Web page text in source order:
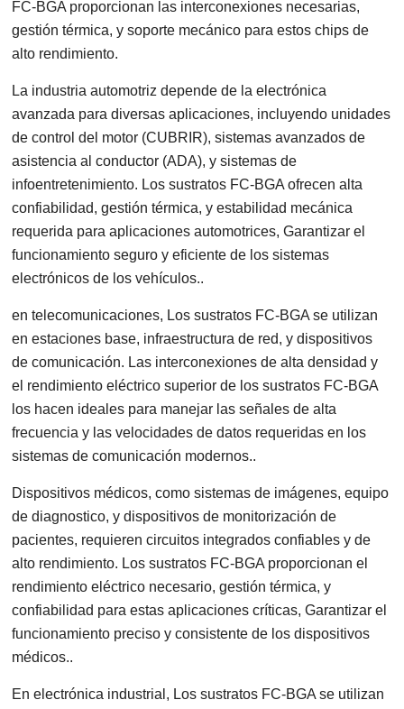
FC-BGA proporcionan las interconexiones necesarias,
gestión térmica, y soporte mecánico para estos chips de
alto rendimiento.
La industria automotriz depende de la electrónica
avanzada para diversas aplicaciones, incluyendo unidades
de control del motor (CUBRIR), sistemas avanzados de
asistencia al conductor (ADA), y sistemas de
infoentretenimiento. Los sustratos FC-BGA ofrecen alta
confiabilidad, gestión térmica, y estabilidad mecánica
requerida para aplicaciones automotrices, Garantizar el
funcionamiento seguro y eficiente de los sistemas
electrónicos de los vehículos..
en telecomunicaciones, Los sustratos FC-BGA se utilizan
en estaciones base, infraestructura de red, y dispositivos
de comunicación. Las interconexiones de alta densidad y
el rendimiento eléctrico superior de los sustratos FC-BGA
los hacen ideales para manejar las señales de alta
frecuencia y las velocidades de datos requeridas en los
sistemas de comunicación modernos..
Dispositivos médicos, como sistemas de imágenes, equipo
de diagnostico, y dispositivos de monitorización de
pacientes, requieren circuitos integrados confiables y de
alto rendimiento. Los sustratos FC-BGA proporcionan el
rendimiento eléctrico necesario, gestión térmica, y
confiabilidad para estas aplicaciones críticas, Garantizar el
funcionamiento preciso y consistente de los dispositivos
médicos..
En electrónica industrial, Los sustratos FC-BGA se utilizan